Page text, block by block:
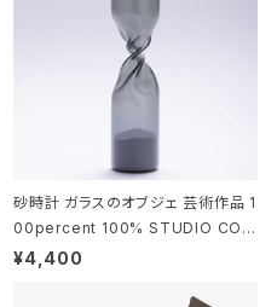
砂時計 ガラスのオブジェ 芸術作品 1
00percent 100% STUDIO COH
AKU Timeless 100パーセント ス
¥4,400